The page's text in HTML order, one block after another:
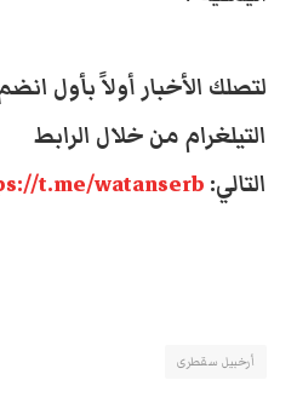
لتصلك الأخبار أولاً بأول
التيلغرام من خلال الرابط
التالي: t.me/watanserb
أرخبيل سقطرى